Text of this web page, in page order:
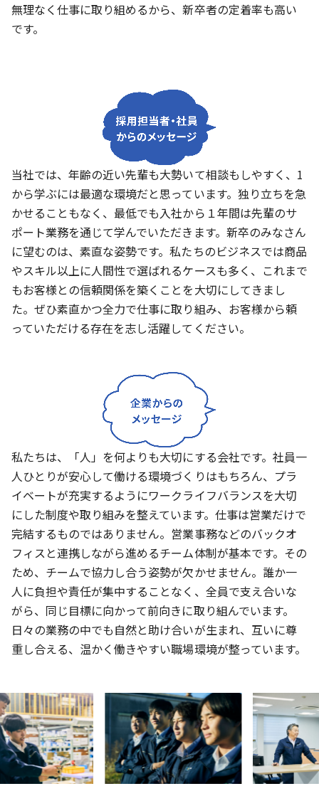
無理なく仕事に取り組めるから、新卒者の定着率も高い
です。
当社では、年齢の近い先輩も大勢いて相談もしやすく、1
から学ぶには最適な環境だと思っています。独り立ちを急
かせることもなく、最低でも入社から１年間は先輩のサ
ポート業務を通じて学んでいただきます。新卒のみなさん
に望むのは、素直な姿勢です。私たちのビジネスでは商品
やスキル以上に人間性で選ばれるケースも多く、これまで
もお客様との信頼関係を築くことを大切にしてきまし
た。ぜひ素直かつ全力で仕事に取り組み、お客様から頼
っていただける存在を志し活躍してください。
私たちは、「人」を何よりも大切にする会社です。社員一
人ひとりが安心して働ける環境づくりはもちろん、プラ
イベートが充実するようにワークライフバランスを大切
にした制度や取り組みを整えています。仕事は営業だけで
完結するものではありません。営業事務などのバックオ
フィスと連携しながら進めるチーム体制が基本です。その
ため、チームで協力し合う姿勢が欠かせません。誰か一
人に負担や責任が集中することなく、全員で支え合いな
がら、同じ目標に向かって前向きに取り組んでいます。
日々の業務の中でも自然と助け合いが生まれ、互いに尊
重し合える、温かく働きやすい職場環境が整っています。